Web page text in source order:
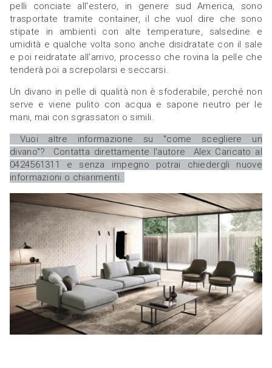
pelli conciate all'estero, in genere sud America, sono
trasportate tramite container, il che vuol dire che sono
stipate in ambienti con alte temperature, salsedine e
umidità e qualche volta sono anche disidratate con il sale
e poi reidratate all'arrivo, processo che rovina la pelle che
tenderà poi a screpolarsi e seccarsi.
Un divano in pelle di qualità non è sfoderabile, perché non
serve e viene pulito con acqua e sapone neutro per le
mani, mai con sgrassatori o simili.
Vuoi altre informazione su "come scegliere un
divano"? Contatta direttamente l'autore Alex Caricato al
0424561311 e senza impegno potrai chiedergli nuove
informazioni o chiarimenti.